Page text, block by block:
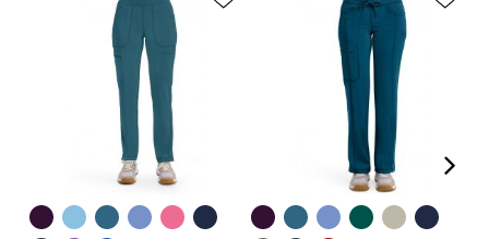
Быстрый обзор Быстрый обзор